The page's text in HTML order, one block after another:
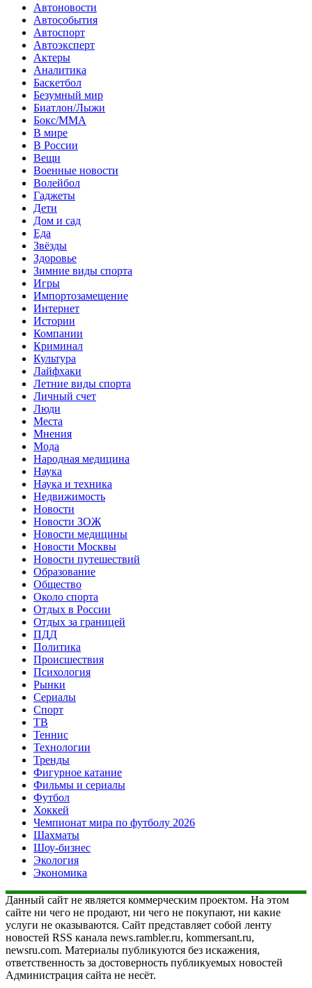
Автоновости
Автособытия
Автоспорт
Автоэксперт
Актеры
Аналитика
Баскетбол
Безумный мир
Биатлон/Лыжи
Бокс/MMA
В мире
В России
Вещи
Военные новости
Волейбол
Гаджеты
Дети
Дом и сад
Еда
Звёзды
Здоровье
Зимние виды спорта
Игры
Импортозамещение
Интернет
Истории
Компании
Криминал
Культура
Лайфхаки
Летние виды спорта
Личный счет
Люди
Места
Мнения
Мода
Народная медицина
Наука
Наука и техника
Недвижимость
Новости
Новости ЗОЖ
Новости медицины
Новости Москвы
Новости путешествий
Образование
Общество
Около спорта
Отдых в России
Отдых за границей
ПДД
Политика
Происшествия
Психология
Рынки
Сериалы
Спорт
ТВ
Теннис
Технологии
Тренды
Фигурное катание
Фильмы и сериалы
Футбол
Хоккей
Чемпионат мира по футболу 2026
Шахматы
Шоу-бизнес
Экология
Экономика
Данный сайт не является коммерческим проектом. На этом
сайте ни чего не продают, ни чего не покупают, ни какие
услуги не оказываются. Сайт представляет собой ленту
новостей RSS канала news.rambler.ru, kommersant.ru,
newsru.com. Материалы публикуются без искажения,
ответственность за достоверность публикуемых новостей
Администрация сайта не несёт.